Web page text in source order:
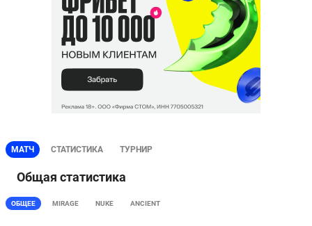
МАТЧ СТАТИСТИКА ТУРНИР
Общая статистика
ОБЩЕЕ MIRAGE NUKE ANCIENT